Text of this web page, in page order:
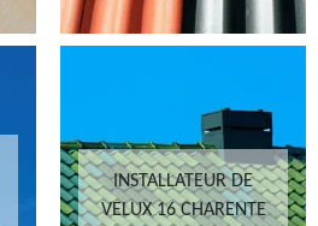
INSTALLATEUR DE
VELUX 16 CHARENTE